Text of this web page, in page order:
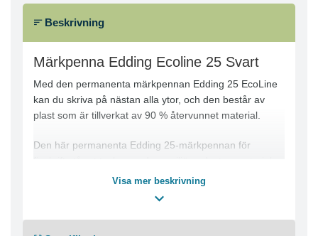
Beskrivning
Märkpenna Edding Ecoline 25 Svart
Med den permanenta märkpennan Edding 25 EcoLine
kan du skriva på nästan alla ytor, och den består av
plast som är tillverkat av 90 % återvunnet material.
Den här permanenta Edding 25-märkpennan för
Märkpennan har en kulformad spets med ett ungefärligt
nästan alla ytor, som t.ex. plast, metall, glas, osv. Dess
Visa mer beskrivning